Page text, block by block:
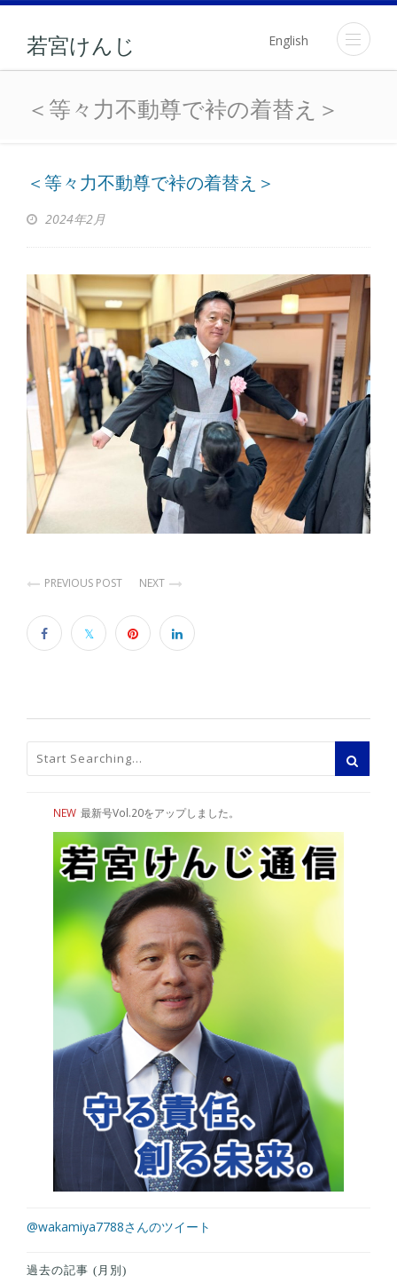
若宮けんじ English
＜等々力不動尊で裃の着
＜等々力不動尊で裃の着替え＞
＜等々力不動尊で裃の着替え＞
2024年2月
PREVIOUS POST NEXT
NEW 最新号Vol.20をアップしました。
@wakamiya7788さんのツイート
過去の記事 (月別)